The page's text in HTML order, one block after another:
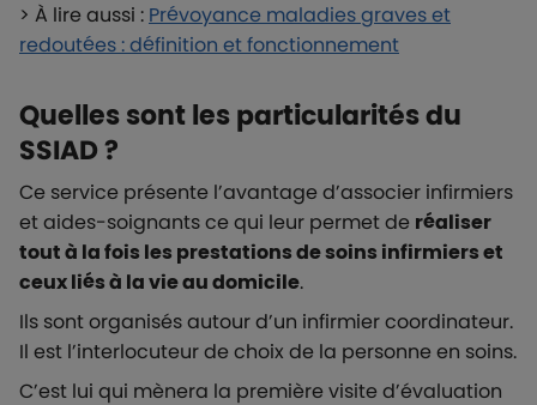
> À lire aussi : Prévoyance maladies graves et
redoutées : définition et fonctionnement
Quelles sont les particularités du
SSIAD ?
Ce service présente l’avantage d’associer infirmiers
et aides-soignants ce qui leur permet de réaliser
tout à la fois les prestations de soins infirmiers et
ceux liés à la vie au domicile.
Ils sont organisés autour d’un infirmier coordinateur.
Il est l’interlocuteur de choix de la personne en soins.
C’est lui qui mènera la première visite d’évaluation